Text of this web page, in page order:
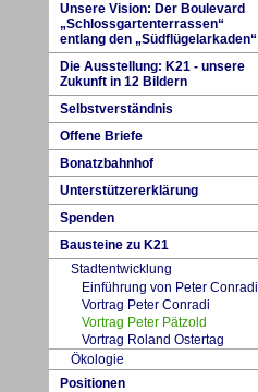
Unsere Vision: Der Boulevard
„Schlossgartenterrassen“
entlang den „Südflügelarkaden“
Die Ausstellung: K21 - unsere
Zukunft in 12 Bildern
Se lbstverständnis
Offene Briefe
Bonatzbahnhof
Unterstützererklärung
Spenden
Bausteine zu K21
Stadtentwicklung
Einführung von Peter Conradi
Vortrag Peter Conradi
Vortrag Peter Pätzold
Vortrag Ro and Ostertag
Ökologie
Positionen